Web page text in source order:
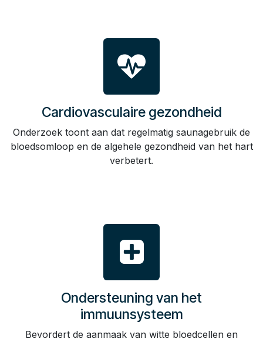
Cardiovasculaire gezondheid
Onderzoek toont aan dat regelmatig saunagebruik de
bloedsomloop en de algehele gezondheid van het hart
verbetert.
Ondersteuning van het
immuunsysteem
Bevordert de aanmaak van witte bloedcellen en